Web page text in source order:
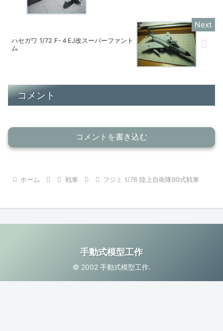
ハセガワ 1/72 F-４EJ改スーパーファント
ム
コメント
コメントを書き込む
ホーム 戦車 フジミ 1/76 陸上自衛隊90式戦車
手動式模型工作
© 2002 手動式模型工作.